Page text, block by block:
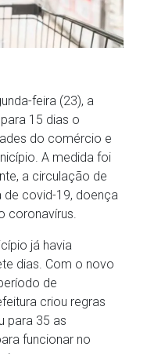
feira (23), a
15 dias o
do comércio e
A medida foi
a circulação de
de covid-19, doença
coronavírus.
já havia
dias. Com o novo
de
criou regras
para 35 as
funcionar no